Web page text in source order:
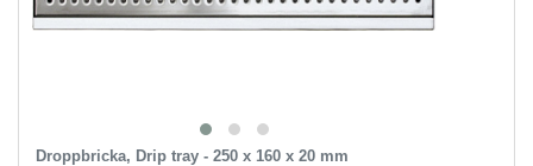
Droppbricka, Drip tray - 250 x 160 x 20 mm